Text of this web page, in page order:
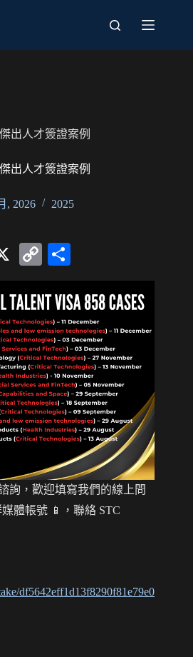
出人才簽證案例
出人才簽證案例
, 2026 2025
X
C
op
y
Li
nk
享
，歡迎填寫我們的線上問
體帳號 📱，聯絡 STC
df5642eff1d13f8290f81e79e0